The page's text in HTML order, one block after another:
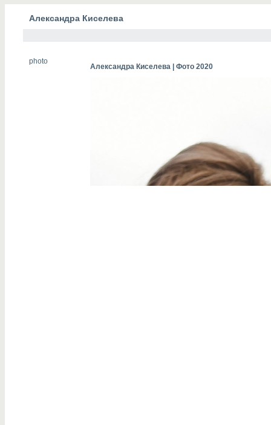
Александра Киселева
photo
Александра Киселева | Фото 2020